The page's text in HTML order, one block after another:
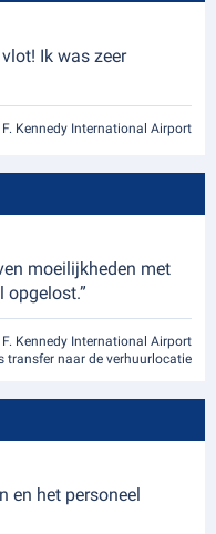
Ik was zeer
Kennedy International Airport
moeilijkheden met
opgelost.”
Kennedy International Airport
transfer naar de verhuurlocatie
en het personeel